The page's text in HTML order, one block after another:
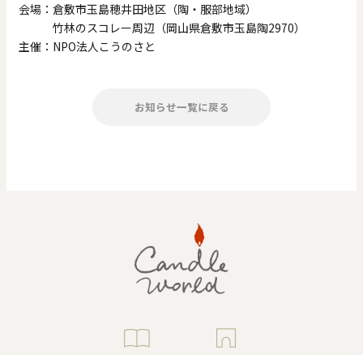
会場：倉敷市玉島穂井田地区（陶・服部地域）
竹林のスコレー周辺（岡山県倉敷市玉島陶2970）
主催：NPO法人こうのさと
お知らせ一覧に戻る